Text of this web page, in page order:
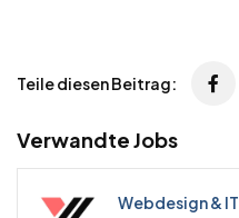
Teile diesen Beitrag:
Verwandte Jobs
Webdesign & IT